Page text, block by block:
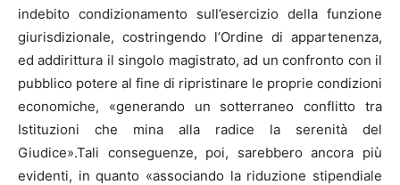
indebito condizionamento sull’esercizio della funzione
giurisdizionale, costringendo l’Ordine di appartenenza,
ed addirittura il singolo magistrato, ad un confronto con il
pubblico potere al fine di ripristinare le proprie condizioni
economiche, «generando un sotterraneo conflitto tra
Istituzioni che mina alla radice la serenità del
Giudice».Tali conseguenze, poi, sarebbero ancora più
evidenti, in quanto «associando la riduzione stipendiale